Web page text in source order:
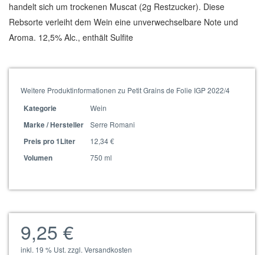
handelt sich um trockenen Muscat (2g Restzucker). Diese
Rebsorte verleiht dem Wein eine unverwechselbare Note und
Aroma. 12,5% Alc., enthält Sulfite
Weitere Produktinformationen zu Petit Grains de Folie IGP 2022/4
Kategorie
Wein
Marke / Hersteller
Serre Romani
Preis pro 1Liter
12,34 €
Volumen
750 ml
9,25 €
inkl. 19 % Ust. zzgl. Versandkosten